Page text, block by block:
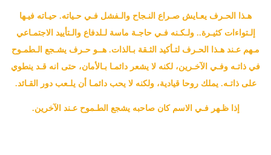
هـذا الحـرف يعـايش صـراع النـجاح والـفشل فـي حـياته. حيـاته فيـها
إلـتواءات كثيـرة.. ولـكـنه فـي حاجـة ماسة لـلدفاع والـتأييد الاجتمـاعي
مـهم عـند هـذا الحـرف لتـأكيد الثـقة بـالذات. هــو حـرف يشـجع الـطمـوح
في ذاتـه وفـي الآخـرين، لكنه لا يشعر دائمـا بـالأمان، حتى انه قـد ينطوي
على ذاتـه. يملك روحا قيادية، ولكنه لا يحب دائمـا أن يلـعب دور القـائد.
إذا ظـهر فـي الاسم كان صاحبه يشجع الطـموح عـند الآخرين.